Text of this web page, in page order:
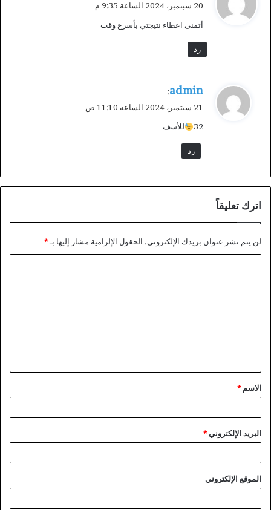
ل
20 سبتمبر، 2024 الساعة 9:35 م
أتمنى اعطاء نتيجتي بأسرع وقت
رد
ي
ل
admin
:
21 سبتمبر، 2024 الساعة 11:10 ص
32
للأسف
رد
اترك تعليقاً
لن يتم نشر عنوان بريدك الإلكتروني. الحقول الإلزامية مشار إليها بـ*
ق
*
الاسم *
البريد الإلكتروني*
الموقع الإلكتروني